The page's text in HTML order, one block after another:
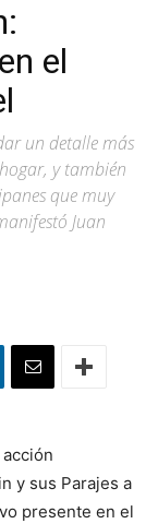
el
un detalle más
y también
que muy
Juan
y sus Parajes a
presente en el